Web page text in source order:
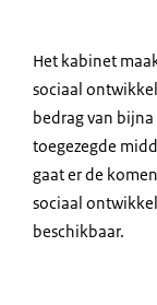
Het kabinet
sociaal
bedrag van
toegezegde
gaat er de
sociaal
beschikbaar.